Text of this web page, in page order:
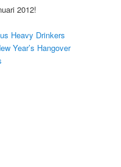
2012!
Heavy Drinkers
Year’s Hangover